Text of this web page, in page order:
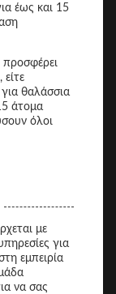
έως και 15
για θαλάσσια
άτομα
όλοι
με
για
εμπειρία
να σας